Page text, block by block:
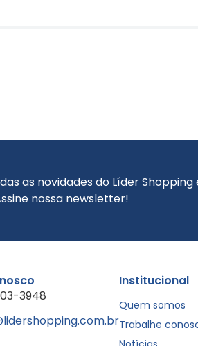
as novidades do Líder Shopping
nossa newsletter!
3948
Institucional
Quem somos
Trabalhe